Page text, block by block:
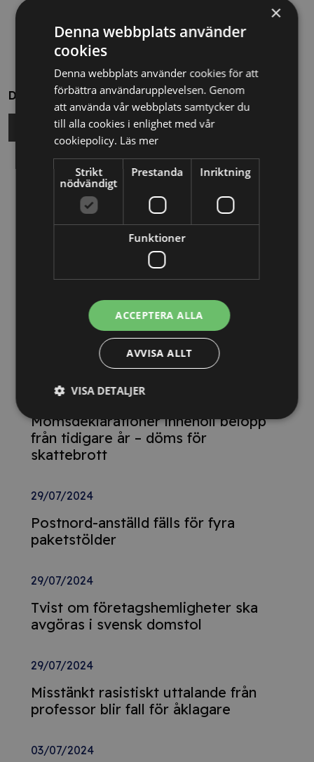
Dela
Relaterade nyheter
13/10/2025
Nya Världsbanksregler öppnar för
svenska företag – lär dig vinna
upphandlingar med våra nya kurser
26/02/2025
Detta innebär
Tillgänglighetsdirektivet
29/10/2024
Momsdeklarationer innehöll belopp
från tidigare år – döms för
skattebrott
29/07/2024
Postnord-anställd fälls för fyra
paketstölder
29/07/2024
Tvist om företagshemligheter ska
avgöras i svensk domstol
29/07/2024
Misstänkt rasistiskt uttalande från
professor blir fall för åklagare
03/07/2024
×
Denna webbplats använder
cookies
Denna webbplats använder cookies för att
förbättra användarupplevelsen. Genom
att använda vår webbplats samtycker du
till alla cookies i enlighet med vår
cookiepolicy. Läs mer
Strikt
nödvändigt
Prestanda Inriktning
Funktioner
ACCEPTERA ALLA
AVVISA ALLT
VISA DETALJER